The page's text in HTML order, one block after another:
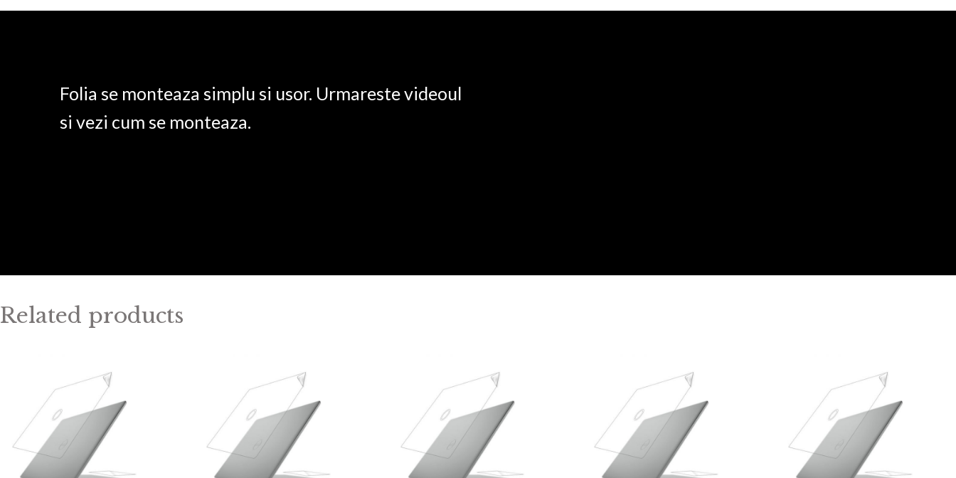
Folia se monteaza simplu si usor. Urmareste videoul
si vezi cum se monteaza.
Related products